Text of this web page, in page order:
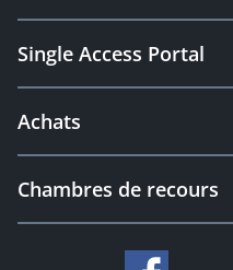
Single Access Portal
Achats
Chambres de recours